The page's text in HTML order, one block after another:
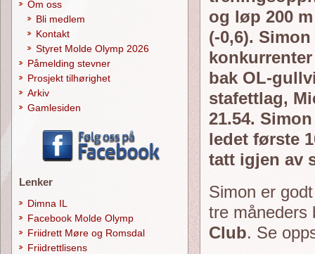
og løp 200
(-0,6).
bak OL-
stafettlag,
21.54.
ledet første
tatt igjen av
Simon er
tre måneders
Club. Se
Om oss
Bli medlem
Kontakt
Styret Molde Olymp 2026
Påmelding stevner
Prosjekt tilhørighet
Arkiv
Gamlesiden
Lenker
Dimna IL
Facebook Molde Olymp
Friidrett Møre og Romsdal
Friidrettlisens